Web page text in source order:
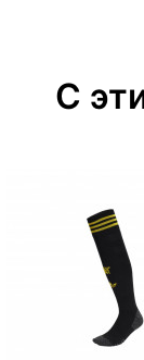
С